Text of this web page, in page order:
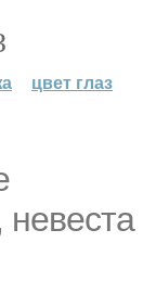
цвет глаз